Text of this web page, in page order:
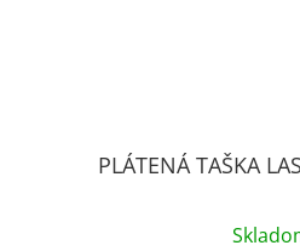
PLÁTENÁ TAŠKA